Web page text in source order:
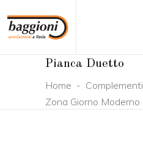
Pianca Duetto
Home - Complementi
Zona Giorno Moderno